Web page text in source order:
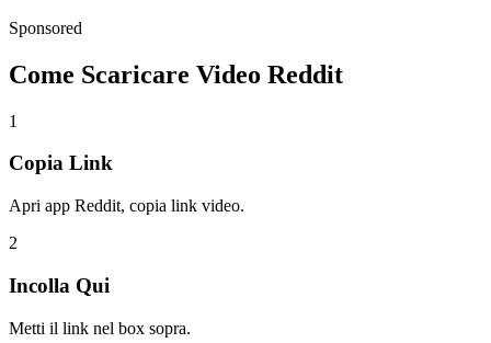
Sponsored
Come Scaricare Video Reddit
1
Copia Link
Apri app Reddit, copia link video.
2
Incolla Qui
Metti il link nel box sopra.